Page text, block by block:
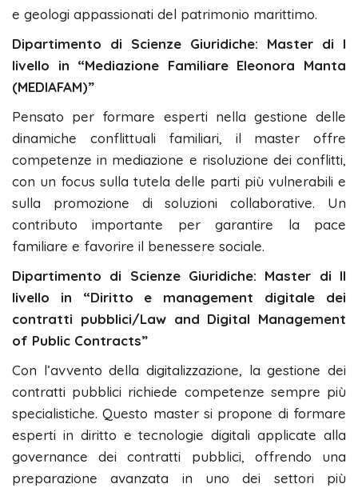
e geologi appassionati del patrimonio marittimo.
Dipartimento di Scienze Giuridiche: Master di I
livello in “Mediazione Familiare Eleonora Manta
(MEDIAFAM)”
Pensato per formare esperti nella gestione delle
dinamiche conflittuali familiari, il master offre
competenze in mediazione e risoluzione dei conflitti,
con un focus sulla tutela delle parti più vulnerabili e
sulla promozione di soluzioni collaborative. Un
contributo importante per garantire la pace
familiare e favorire il benessere sociale.
Dipartimento di Scienze Giuridiche: Master di II
livello in “Diritto e management digitale dei
contratti pubblici/Law and Digital Management
of Public Contracts”
Con l’avvento della digitalizzazione, la gestione dei
contratti pubblici richiede competenze sempre più
specialistiche. Questo master si propone di formare
esperti in diritto e tecnologie digitali applicate alla
governance dei contratti pubblici, offrendo una
preparazione avanzata in uno dei settori più